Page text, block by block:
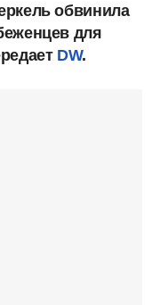
обвинила
для
DW.